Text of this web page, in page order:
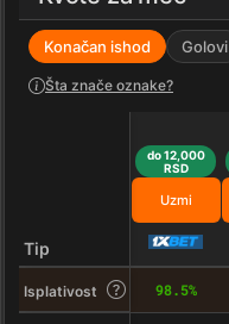
Konačan ishod Golovi
Šta znače oznake?
Tip
do 12,000
RSD
Uzmi
Isplativost 98.5%